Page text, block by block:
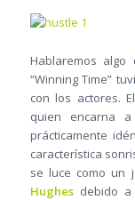
Hablaremos
“Winning Time”
con los actores.
quien encarna
prácticamente
característica
se luce como un
Hughesdebido a